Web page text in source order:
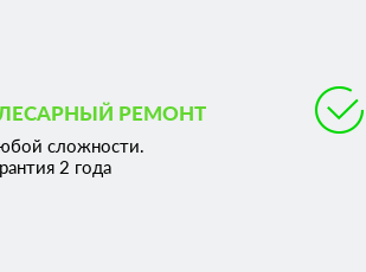
РЕМОНТ
сложности.
2 года